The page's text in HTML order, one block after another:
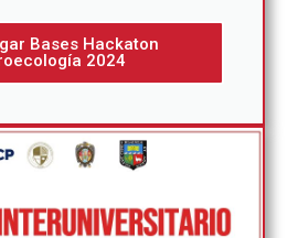
Bases Hackaton
2024